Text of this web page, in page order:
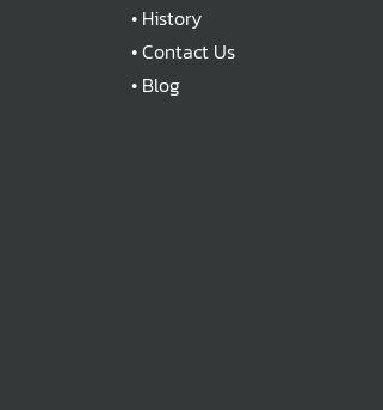
• History
•Contact Us
• Blog